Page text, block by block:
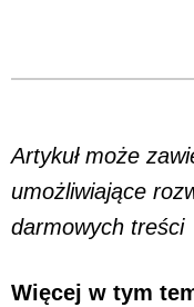
Artykuł może
umożliwiające
darmowych treści
Więcej w tym